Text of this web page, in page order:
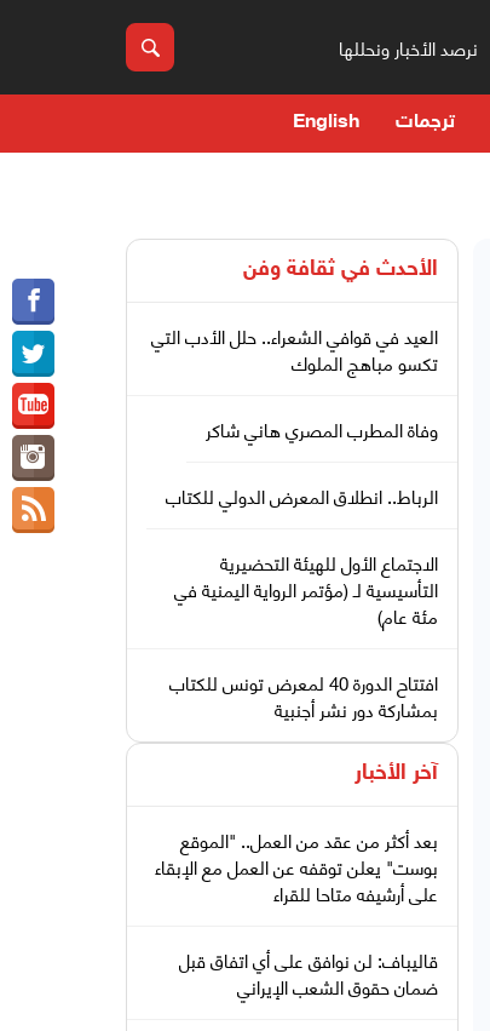
نرصد الأخبار ونحللها
ترجمات English
الأحدث في ثقافة وفن
العيد في قوافي الشعراء.. حلل الأدب التي
تكسو مباهج الملوك
وفاة المطرب المصري هاني شاكر
الرباط.. انطلاق المعرض الدولي للكتاب
الاجتماع الأول للهيئة التحضيرية
التأسيسية لـ (مؤتمر الرواية اليمنية في
مئة عام)
افتتاح الدورة 40 لمعرض تونس للكتاب
بمشاركة دور نشر أجنبية
آخر الأخبار
بعد أكثر من عقد من العمل.. "الموقع
بوست" يعلن توقفه عن العمل مع الإبقاء
على أرشيفه متاحا للقراء
قاليباف: لن نوافق على أي اتفاق قبل
ضمان حقوق الشعب الإيراني